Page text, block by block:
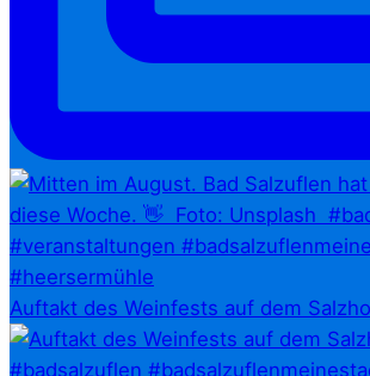
Auftakt des Weinfests auf dem